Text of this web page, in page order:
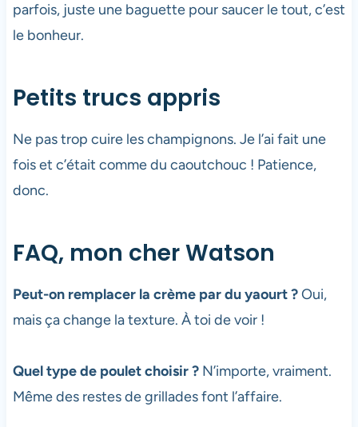
parfois, juste une baguette pour saucer le tout, c’est
le bonheur.
Petits trucs appris
Ne pas trop cuire les champignons. Je l’ai fait une
fois et c’était comme du caoutchouc ! Patience,
donc.
FAQ, mon cher Watson
Peut-on remplacer la crème par du yaourt ?Oui,
mais ça change la texture. À toi de voir !
Quel type de poulet choisir ?N’importe, vraiment.
Même des restes de grillades font l’affaire.